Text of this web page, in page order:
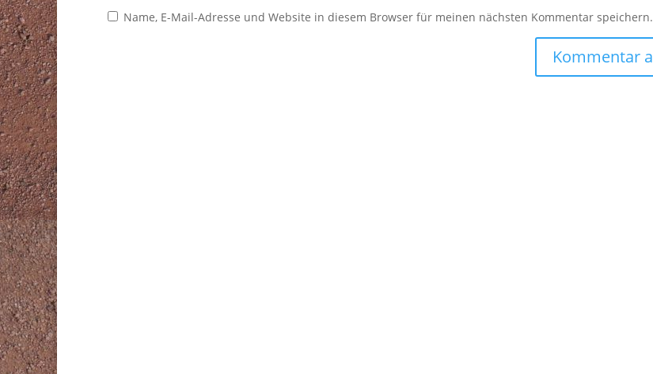
Name, E-Mail-Adresse und Website in diesem Browser für meinen nächsten Kommentar speichern.